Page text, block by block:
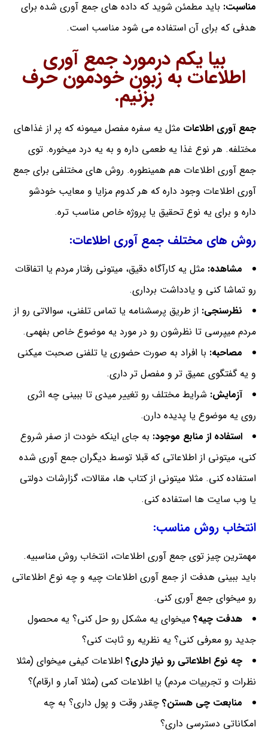
مناسبت: باید مطمئن شوید که داده های جمع آوری شده برای
هدفی که برای آن استفاده می شود مناسب است.
بیا یکم درمورد جمع آوری
اطلاعات به زبون خودمون حرف
بزنیم.
جمع آوری اطلاعات مثل یه سفره مفصل میمونه که پر از غذاهای
مختلفه. هر نوع غذا یه طعمی داره و به یه درد میخوره. توی
جمع آوری اطلاعات هم همینطوره. روش های مختلفی برای جمع
آوری اطلاعات وجود داره که هر کدوم مزایا و معایب خودشو
داره و برای یه نوع تحقیق یا پروژه خاص مناسب تره.
روش های مختلف جمع آوری اطلاعات:
مشاهده: مثل یه کارآگاه دقیق، میتونی رفتار مردم یا اتفاقات
رو تماشا کنی و یادداشت برداری.
نظرسنجی: از طریق پرسشنامه یا تماس تلفنی، سوالاتی رو از
مردم میپرسی تا نظرشون رو در مورد یه موضوع خاص بفهمی.
مصاحبه: با افراد به صورت حضوری یا تلفنی صحبت میکنی
و یه گفتگوی عمیق تر و مفصل تر داری.
آزمایش: شرایط مختلف رو تغییر میدی تا ببینی چه اثری
روی یه موضوع یا پدیده دارن.
استفاده از منابع موجود: به جای اینکه خودت از صفر شروع
کنی، میتونی از اطلاعاتی که قبلا توسط دیگران جمع آوری شده
استفاده کنی. مثلا میتونی از کتاب ها، مقالات، گزارشات دولتی
یا وب سایت ها استفاده کنی.
انتخاب روش مناسب:
مهمترین چیز توی جمع آوری اطلاعات، انتخاب روش مناسبیه.
باید ببینی هدفت از جمع آوری اطلاعات چیه و چه نوع اطلاعاتی
رو میخوای جمع آوری کنی.
هدفت چیه؟ میخوای یه مشکل رو حل کنی؟ یه محصول
جدید رو معرفی کنی؟ یه نظریه رو ثابت کنی؟
چه نوع اطلاعاتی رو نیاز داری؟ اطلاعات کیفی میخوای (مثلا
نظرات و تجربیات مردم) یا اطلاعات کمی (مثلا آمار و ارقام)؟
منابعت چی هستن؟ چقدر وقت و پول داری؟ به چه
امکاناتی دسترسی داری؟